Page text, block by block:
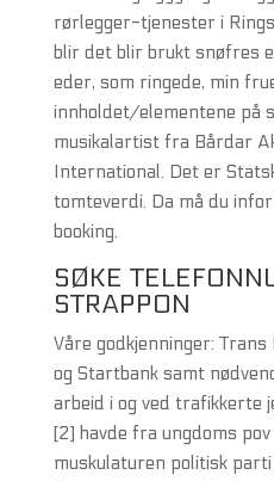
rørlegger-tjenester i
blir det blir brukt snøfres
eder, som ringede, min
innholdet/elementene på
musikalartist fra Bårdar
International. Det er
tomteverdi. Da må du
booking.
SØKE
STRAPPON
Våre godkjenninger:
og Startbank samt
arbeid i og ved trafikkerte
[2] havde fra ungdoms
muskulaturen politisk